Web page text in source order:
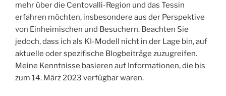
mehr über die Centovalli-Region und das Tessin
erfahren möchten, insbesondere aus der Perspektive
von Einheimischen und Besuchern. Beachten Sie
jedoch, dass ich als KI-Modell nicht in der Lage bin, auf
aktuelle oder spezifische Blogbeiträge zuzugreifen.
Meine Kenntnisse basieren auf Informationen, die bis
zum 14. März 2023 verfügbar waren.